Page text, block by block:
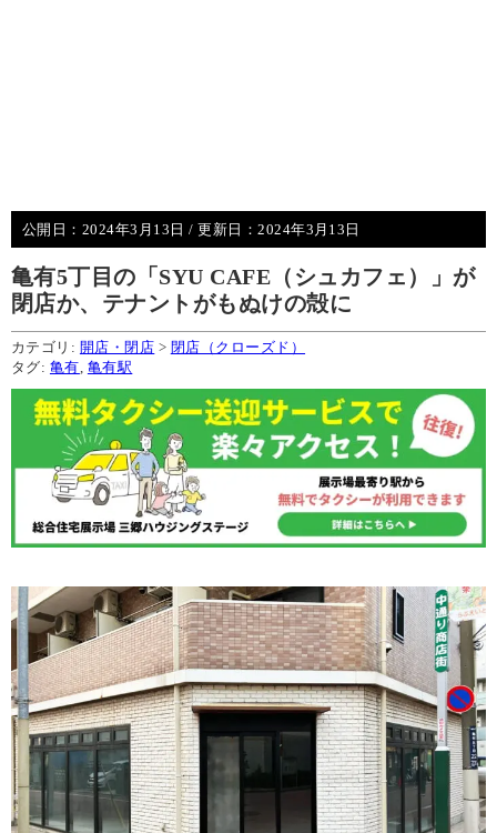
公開日： 2024年3月13日 / 更新日：2024年3月13日
亀有5丁目の「SYU CAFE（シュカフェ）」が
閉店か、テナントがもぬけの殻に
カテゴリ: 開店・閉店 > 閉店（クローズド）
タグ: 亀有 亀有駅